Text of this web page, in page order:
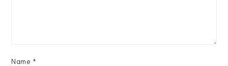
Name *